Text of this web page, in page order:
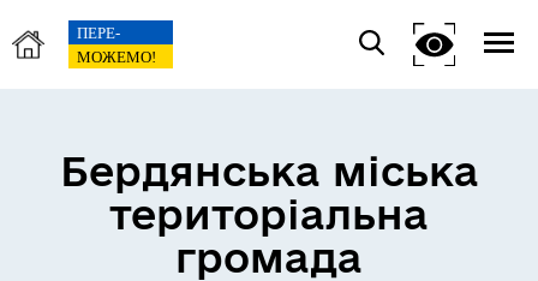
Бердянська міська
територіальна
громада